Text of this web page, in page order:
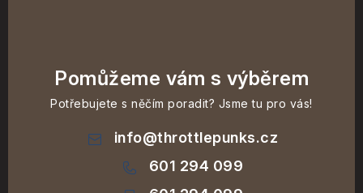
Pomůžeme vám s výběrem
Potřebujete s něčím poradit? Jsme tu pro vás!
info@throttlepunks.cz
601 294 099